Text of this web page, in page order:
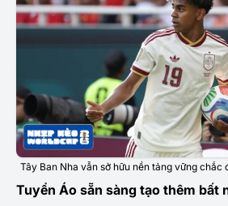
Tây Ban Nha vẫn sở hữu nền tảng vững chắc
Tuyển Áo sẵn sàng tạo thêm bất